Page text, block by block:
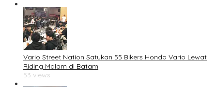
Vario Street Nation Satukan 55 Bikers Honda Vario Lewat
Riding Malam di Batam
53 views